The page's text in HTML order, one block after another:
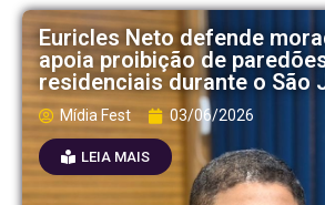
Euricles Neto defende
apoia proibição de
residenciais durante o São
Mídia Fest 03/06/2026
LEIA MAIS